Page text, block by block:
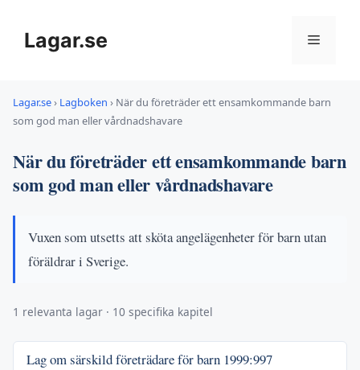
innehållLagar.se Meny
Lagar.se› Lagboken › När du företräder ett ensamkommande barn
som god man eller vårdnadshavare
När du företräder ett ensamkommande barn
som god man eller vårdnadshavare
Vuxen som utsetts att sköta angelägenheter för barn utan
föräldrar i Sverige.
1 relevanta lagar · 10 specifika kapitel
Lag om särskild företrädare för barn 1999:997